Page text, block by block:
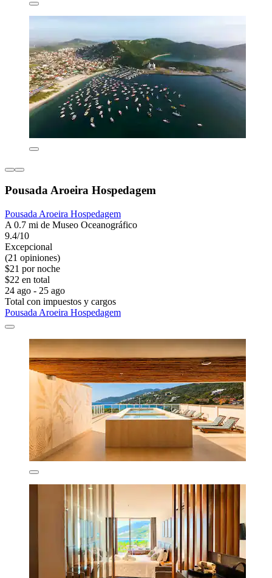
Pousada Aroeira Hospedagem
Pousada Aroeira Hospedagem
A 0.7 mi de Museo Oceanográfico
9.4/10
Excepcional
(21 opiniones)
$21 por noche
$22 en total
24 ago - 25 ago
Total con impuestos y cargos
Pousada Aroeira Hospedagem